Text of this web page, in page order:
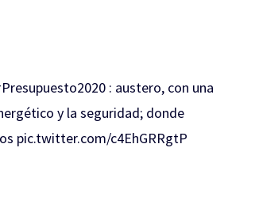
: austero, con una
y la seguridad; donde
pic.twitter.com/c4EhGRRgtP